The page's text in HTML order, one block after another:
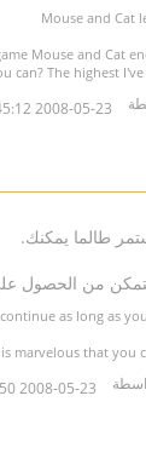
Mouse and Cat
The highest I've
2008-05-23 02:45:12
طالما يمكنك.
من الحصول على
marvelous that you
2008-05-23 09:08:50